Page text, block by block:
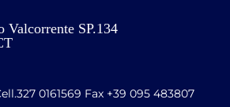
Valcorrente SP.134
0161569 Fax +39 095 483807